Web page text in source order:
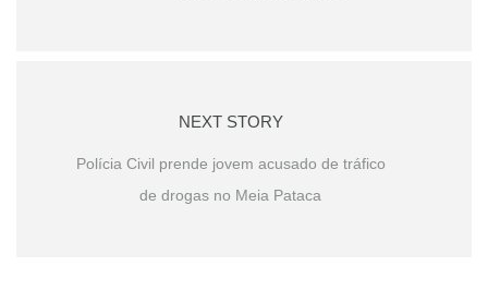
NEXT STORY
Polícia Civil prende jovem acusado de tráfico
de drogas no Meia Pataca